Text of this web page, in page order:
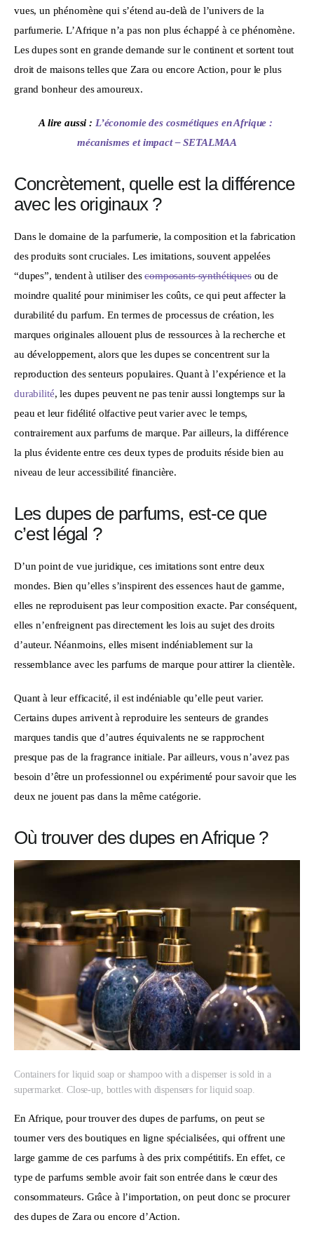
vues, un phénomène qui s’étend au-delà de l’univers de la
parfumerie. L’Afrique n’a pas non plus échappé à ce phénomène.
Les dupes sont en grande demande sur le continent et sortent tout
droit de maisons telles que Zara ou encore Action, pour le plus
grand bonheur des amoureux.
A lire aussi : L’économie des cosmétiques en Afrique :
mécanismes et impact – SETALMAA
Concrètement, quelle est la différence
avec les originaux ?
Dans le domaine de la parfumerie, la composition et la fabrication
des produits sont cruciales. Les imitations, souvent appelées
“dupes”, tendent à utiliser des composants synthétiques ou de
moindre qualité pour minimiser les coûts, ce qui peut affecter la
durabilité du parfum. En termes de processus de création, les
marques originales allouent plus de ressources à la recherche et
au développement, alors que les dupes se concentrent sur la
reproduction des senteurs populaires. Quant à l’expérience et la
durabilité, les dupes peuvent ne pas tenir aussi longtemps sur la
peau et leur fidélité olfactive peut varier avec le temps,
contrairement aux parfums de marque. Par ailleurs, la différence
la plus évidente entre ces deux types de produits réside bien au
niveau de leur accessibilité financière.
Les dupes de parfums, est-ce que
c’est légal ?
D’un point de vue juridique, ces imitations sont entre deux
mondes. Bien qu’elles s’inspirent des essences haut de gamme,
elles ne reproduisent pas leur composition exacte. Par conséquent,
elles n’enfreignent pas directement les lois au sujet des droits
d’auteur. Néanmoins, elles misent indéniablement sur la
ressemblance avec les parfums de marque pour attirer la clientèle.
Quant à leur efficacité, il est indéniable qu’elle peut varier.
Certains dupes arrivent à reproduire les senteurs de grandes
marques tandis que d’autres équivalents ne se rapprochent
presque pas de la fragrance initiale. Par ailleurs, vous n’avez pas
besoin d’être un professionnel ou expérimenté pour savoir que les
deux ne jouent pas dans la même catégorie.
Où trouver des dupes en Afrique ?
Containers for liquid soap or shampoo with a dispenser is sold in a
supermarket. Close-up, bottles with dispensers for liquid soap.
En Afrique, pour trouver des dupes de parfums, on peut se
tourner vers des boutiques en ligne spécialisées, qui offrent une
large gamme de ces parfums à des prix compétitifs. En effet, ce
type de parfums semble avoir fait son entrée dans le cœur des
consommateurs. Grâce à l’importation, on peut donc se procurer
des dupes de Zara ou encore d’Action.